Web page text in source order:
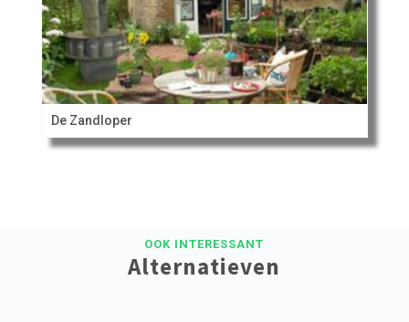
De Zandloper
OOK INTERESSANT
Alternatieven